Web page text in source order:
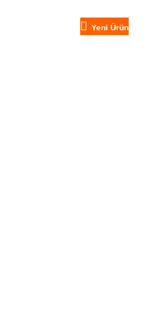
Yeni Ürün